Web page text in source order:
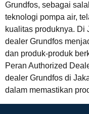
Grundfos, sebagai
teknologi pompa air,
kualitas produknya. Di
dealer Grundfos
dan produk-produk
Peran Authorized
dealer Grundfos di
dalam memastikan